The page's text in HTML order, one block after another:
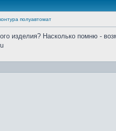
полуавтомат
изделия? Насколько помню -